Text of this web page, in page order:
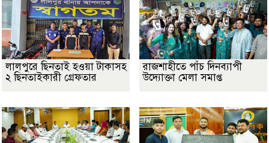
লালপুরে ছিনতাই হওয়া টাকাসহ
২ ছিনতাইকারী গ্রেফতার
রাজশাহীতে পাঁচ দিনব্যাপী
উদ্যোক্তা মেলা সমাপ্ত